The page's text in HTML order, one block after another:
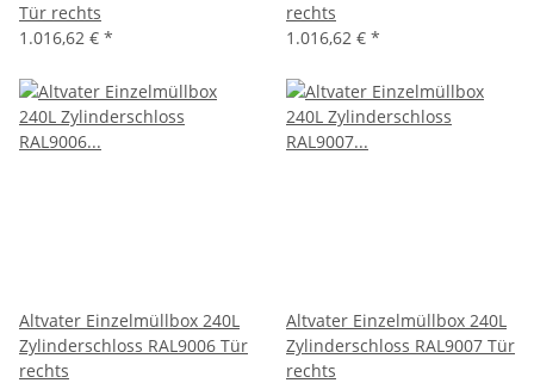
Tür rechts
1.016,62 € *
rechts
1.016,62 € *
Altvater Einzelmüllbox 240L
Zylinderschloss RAL9006 Tür
rechts
Altvater Einzelmüllbox 240L
Zylinderschloss RAL9007 Tür
rechts